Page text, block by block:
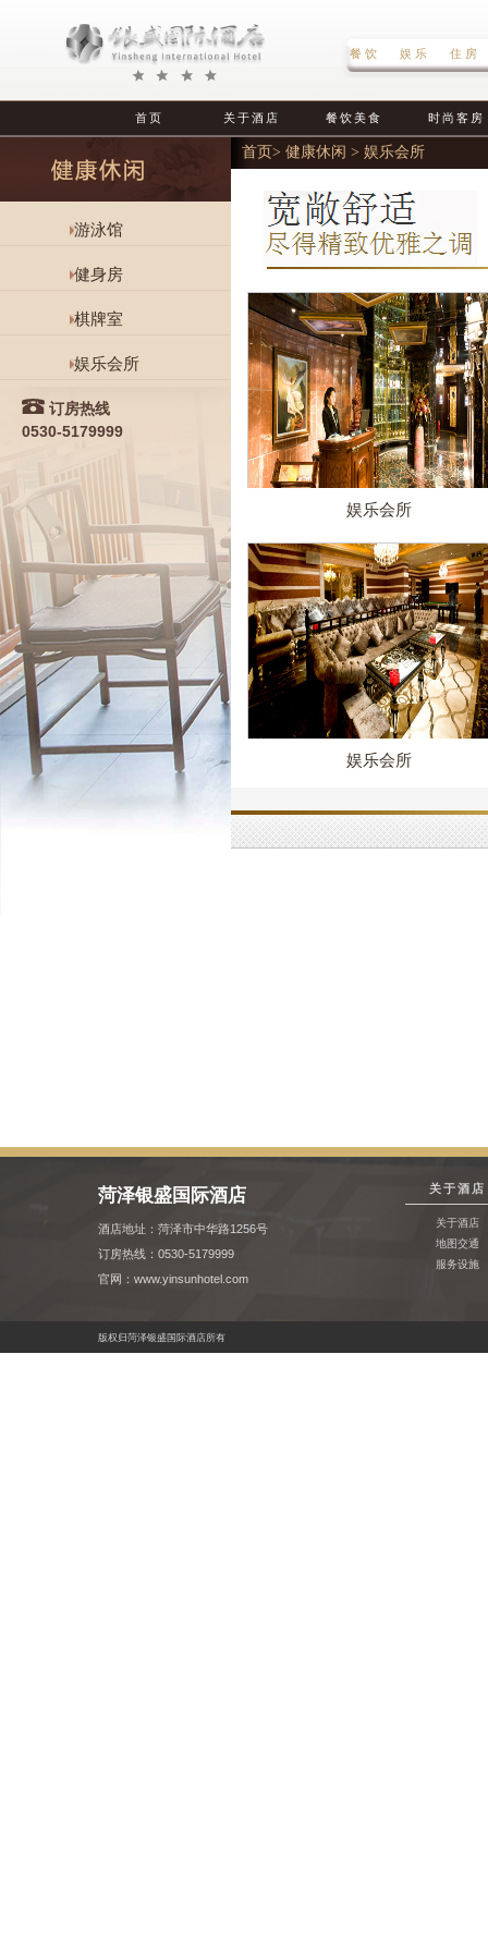
餐饮 娱乐 住房
首页 关于酒店 餐饮美食 时尚客房
游泳馆
健身房
棋牌室
娱乐会所
订房热线
0530-5179999
首页> 健康休闲 > 娱乐会所
娱乐会所
娱乐会所
菏泽银盛国际酒店
酒店地址：菏泽市中华路1256号
订房热线：0530-5179999
官网：www.yinsunhotel.com
关于酒店
关于酒店
地图交通
服务设施
版权归菏泽银盛国际酒店所有